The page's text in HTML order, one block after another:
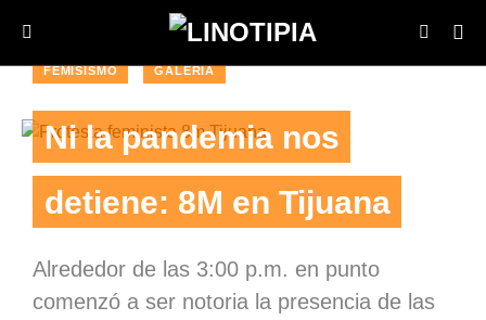
FEMISISMO GALERIA
Ni la pandemia nos
detiene: 8M en Tijuana
Alrededor de las 3:00 p.m. en punto
comenzó a ser notoria la presencia de las